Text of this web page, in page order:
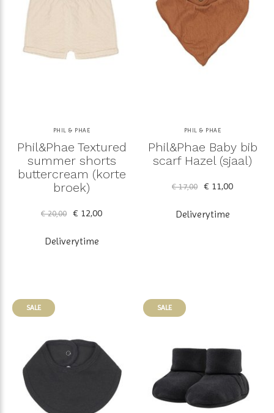
PHIL & PHAE
Phil&Phae Textured
summer shorts
buttercream (korte
broek)
€ 20,00 € 12,00
Deliverytime
PHIL & PHAE
Phil&Phae Baby bib
scarf Hazel (sjaal)
€ 17,00 € 11,00
Deliverytime
SALE SALE